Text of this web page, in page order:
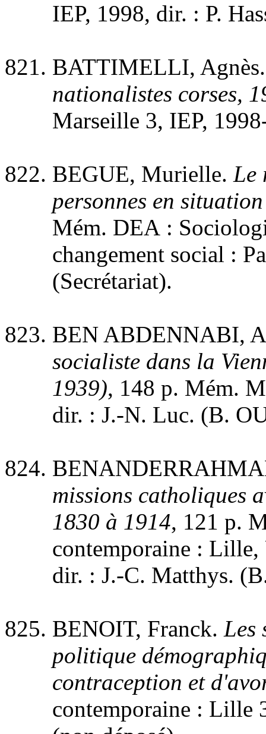
IEP, 1998, dir. : P.
BATTIMELLI,
nationalistes corses,
Marseille 3, IEP,
BEGUE, Murielle. Le
personnes en
Mém. DEA :
changement social :
(Secrétariat).
BEN ABDENNABI,
socialiste dans la
1939), 148 p. Mém.
dir. : J.-N. Luc. (B.
missions catholiques
1830 à 1914, 121 p.
contemporaine :
dir. : J.-C. Matthys.
BENOIT, Franck. Les
politique
contraception et
contemporaine : Lille